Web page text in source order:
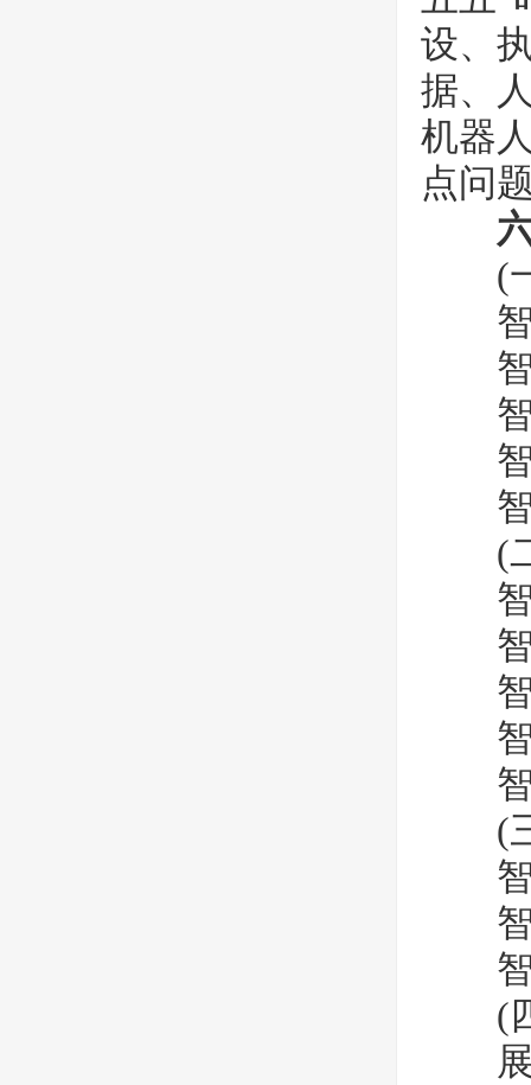
设、
据、
机器
点问
(一)
智
智
智
智
智
(二)
智
智
智
智
智
(三)
智
智
智
(四)
展